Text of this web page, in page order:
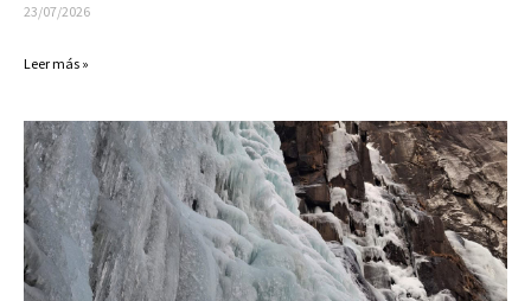
23/07/2026
Leer más »